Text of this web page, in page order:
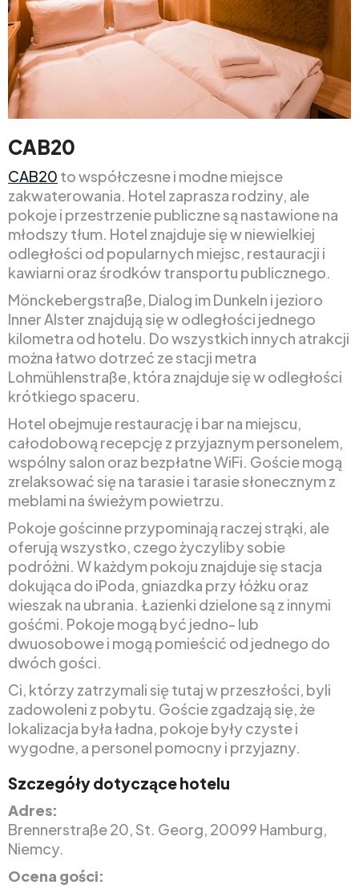
CAB20
CAB20 to współczesne i modne miejsce
zakwaterowania. Hotel zaprasza rodziny, ale
pokoje i przestrzenie publiczne są nastawione na
młodszy tłum. Hotel znajduje się w niewielkiej
odległości od popularnych miejsc, restauracji i
kawiarni oraz środków transportu publicznego.
Mönckebergstraße, Dialog im Dunkeln i jezioro
Inner Alster znajdują się w odległości jednego
kilometra od hotelu. Do wszystkich innych atrakcji
można łatwo dotrzeć ze stacji metra
Lohmühlenstraße, która znajduje się w odległości
krótkiego spaceru.
Hotel obejmuje restaurację i bar na miejscu,
całodobową recepcję z przyjaznym personelem,
wspólny salon oraz bezpłatne WiFi. Goście mogą
zrelaksować się na tarasie i tarasie słonecznym z
meblami na świeżym powietrzu.
Pokoje gościnne przypominają raczej strąki, ale
oferują wszystko, czego życzyliby sobie
podróżni. W każdym pokoju znajduje się stacja
dokująca do iPoda, gniazdka przy łóżku oraz
wieszak na ubrania. Łazienki dzielone są z innymi
gośćmi. Pokoje mogą być jedno- lub
dwuosobowe i mogą pomieścić od jednego do
dwóch gości.
Ci, którzy zatrzymali się tutaj w przeszłości, byli
zadowoleni z pobytu. Goście zgadzają się, że
lokalizacja była ładna, pokoje były czyste i
wygodne, a personel pomocny i przyjazny.
Szczegóły dotyczące hotelu
Adres:
Brennerstraße 20, St. Georg, 20099 Hamburg,
Niemcy.
Ocena gości: